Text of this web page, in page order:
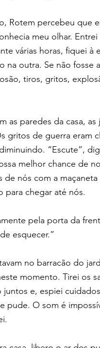
Rotem percebeu que
meu olhar.
várias horas, fiquei à
na outra. Se não fosse
tiros, gritos,
as paredes da casa,
gritos de guerra eram
“Escute”,
melhor chance de
de nós com a
para chegar até nós.
pela porta da
esquecer.”
no barracão do
momento. Tirei os
juntos e, espiei
pude. O som é